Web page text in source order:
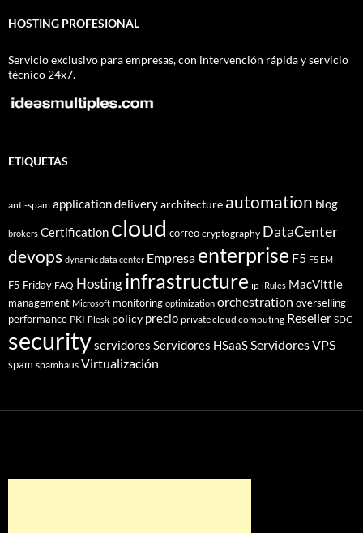
HOSTING PROFESIONAL
Servicio exclusivo para empresas, con intervención rápida y servicio
técnico 24x7.
ETIQUETAS
anti-spam application deliveryarchitecture automation blog
brokers Certification cloud correo cryptography DataCenter
devops dynamic data center Empresa enterprise F5 F5 EM
F5 Friday FAQ Hostinginfrastructure ip iRules MacVittie
management Microsoft monitoring optimization orchestration overselling
performance PKI Plesk policy precio private cloud computing Reseller SDC
securityservidores Servidores HSaaSServidores VPS
spam spamhaus Virtualización